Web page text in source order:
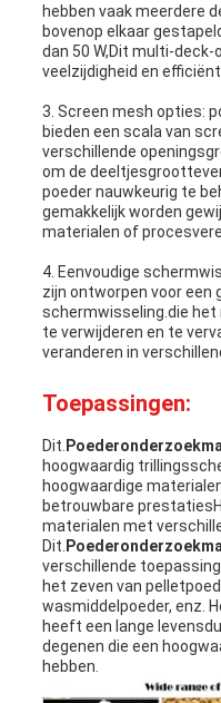
hebben vaak meerdere
bovenop elkaar
dan 50 W,Dit multi-
veelzijdigheid en
3. Screen mesh opties:
bieden een scala van
verschillende
om de
poeder nauwkeurig te
gemakkelijk worden
materialen of
4. Eenvoudige
zijn ontworpen voor een
schermwisseling.die het
te verwijderen en te
veranderen in
Toepassingen:
Dit.
hoogwaardig
hoogwaardige
betrouwbare
materialen met
Dit.
verschillende
het zeven van
wasmiddelpoeder, enz.
heeft een lange
degenen die een
hebben.